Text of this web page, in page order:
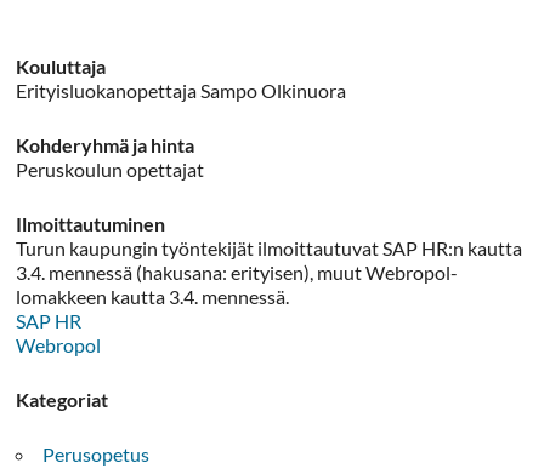
Kouluttaja
Erityisluokanopettaja Sampo Olkinuora
Kohderyhmä ja hinta
Peruskoulun opettajat
Ilmoittautuminen
Turun kaupungin työntekijät ilmoittautuvat SAP HR:n kautta
3.4. mennessä (hakusana: erityisen), muut Webropol-
lomakkeen kautta 3.4. mennessä.
SAP HR
Webropol
Kategoriat
Perusopetus